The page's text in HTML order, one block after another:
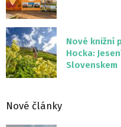
Nové knižní
Hocka:
Slovenskem
Nové články